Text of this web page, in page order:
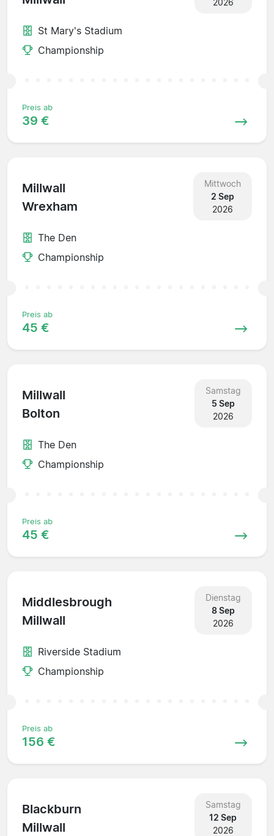
St Mary's Stadium
Championship
Preis ab
39 €
Millwall
Wrexham
Mittwoch
2 Sep
2026
The Den
Championship
Preis ab
45 €
Millwall
Bolton
Samstag
5 Sep
2026
The Den
Championship
Preis ab
45 €
Middlesbrough
Millwall
Dienstag
8 Sep
2026
Riverside Stadium
Championship
Preis ab
156 €
Blackburn
Millwall
Samstag
12 Sep
2026